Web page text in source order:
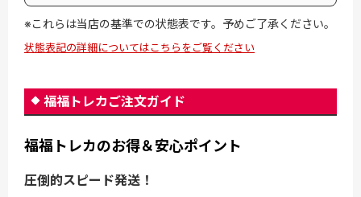
※これらは当店の基準での状態表です。予めご了承ください。
状態表記の詳細についてはこちらをご覧ください
福福トレカご注文ガイド
福福トレカのお得＆安心ポイント
圧倒的スピード発送！